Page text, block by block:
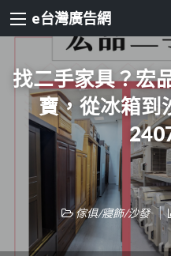
e台灣廣告網
找二手家具？宏
寶，從冰箱到
傢俱/寢飾/沙發